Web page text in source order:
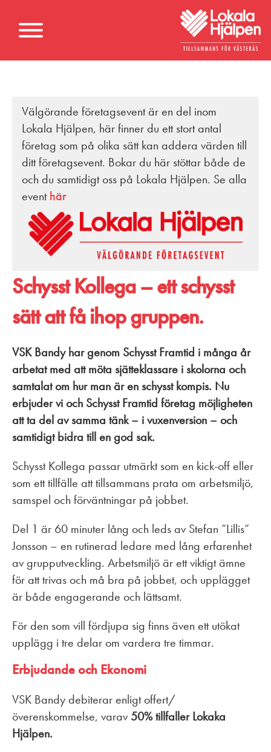
Välgörande företagsevent är en del inom
Lokala Hjälpen, här finner du ett stort antal
företag som på olika sätt kan addera värden till
ditt företagsevent. Bokar du här stöttar både de
och du samtidigt oss på Lokala Hjälpen. Se alla
event här
Schysst Kollega – ett schysst
sätt att få ihop gruppen.
VSK Bandy har genom Schysst Framtid i många år
arbetat med att möta sjätteklassare i skolorna och
samtalat om hur man är en schysst kompis. Nu
erbjuder vi och Schysst Framtid företag möjligheten
att ta del av samma tänk – i vuxenversion – och
samtidigt bidra till en god sak.
Schysst Kollega passar utmärkt som en kick-off eller
som ett tillfälle att tillsammans prata om arbetsmiljö,
samspel och förväntningar på jobbet.
Del 1 är 60 minuter lång och leds av Stefan ”Lillis”
Jonsson – en rutinerad ledare med lång erfarenhet
av grupputveckling. Arbetsmiljö är ett viktigt ämne
för att trivas och må bra på jobbet, och upplägget
är både engagerande och lättsamt.
För den som vill fördjupa sig finns även ett utökat
upplägg i tre delar om vardera tre timmar.
Erbjudande och Ekonomi
VSK Bandy debiterar enligt offert/
överenskommelse, varav 50% tillfaller Lokaka
Hjälpen.